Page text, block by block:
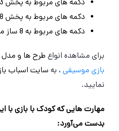
دکمه های مربوط به پخش MP3
دکمه های مربوط به پخش 8 ریتم متفاوت
دکمه های مربوط به 8 ساز متفاوت
برای مشاهده انواع طرح ها و
بازی موسیقی ، به سایت اسباب
نمایید.
مهارت‌ هایی که کودک با بازی با
بدست می‌آورد: